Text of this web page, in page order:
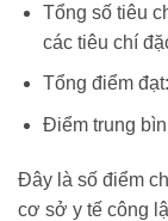
Tổng số tiêu
các tiêu chí
Tổng điểm
Điểm trung
Đây là số điểm
cơ sở y tế công